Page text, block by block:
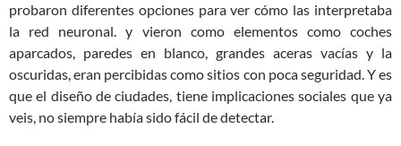
probaron diferentes opciones para ver cómo las interpretaba
la red neuronal. y vieron como elementos como coches
aparcados, paredes en blanco, grandes aceras vacías y la
oscuridas, eran percibidas como sitios con poca seguridad. Y es
que el diseño de ciudades, tiene implicaciones sociales que ya
veis, no siempre había sido fácil de detectar.